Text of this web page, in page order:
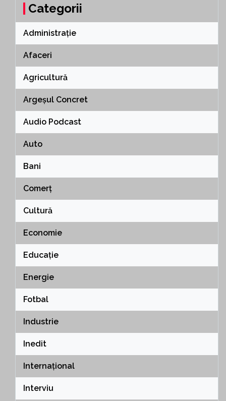
Categorii
Administrație
Afaceri
Agricultură
Argeșul Concret
Audio Podcast
Auto
Bani
Comerț
Cultură
Economie
Educație
Energie
Fotbal
Industrie
Inedit
Internațional
Interviu